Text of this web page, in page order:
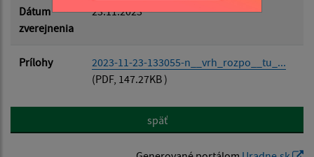
Dátum
zverejnenia
23.11.2023
Prílohy
2023-11-23-133055-n__vrh_rozpo__tu_...
(PDF, 147.27KB )
späť